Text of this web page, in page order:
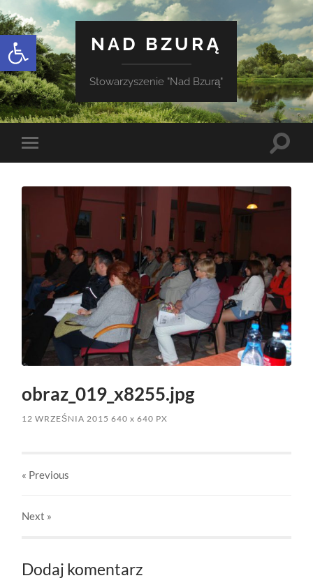
Otwórz pasek narzędzi
NAD BZURĄ
Stowarzyszenie "Nad Bzurą"
Toggle
mobile
Toggle
obraz_019_x8255.jpg
12 WRZEŚNIA 2015 640x 640 PX
« Previous
Next »
Dodaj komentarz